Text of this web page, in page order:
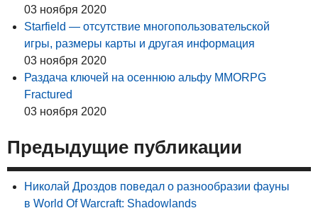
03 ноября 2020
Starfield — отсутствие многопользовательской
игры, размеры карты и другая информация
03 ноября 2020
Раздача ключей на осеннюю альфу MMORPG
Fractured
03 ноября 2020
Предыдущие публикации
Николай Дроздов поведал о разнообразии фауны
в World Of Warcraft: Shadowlands